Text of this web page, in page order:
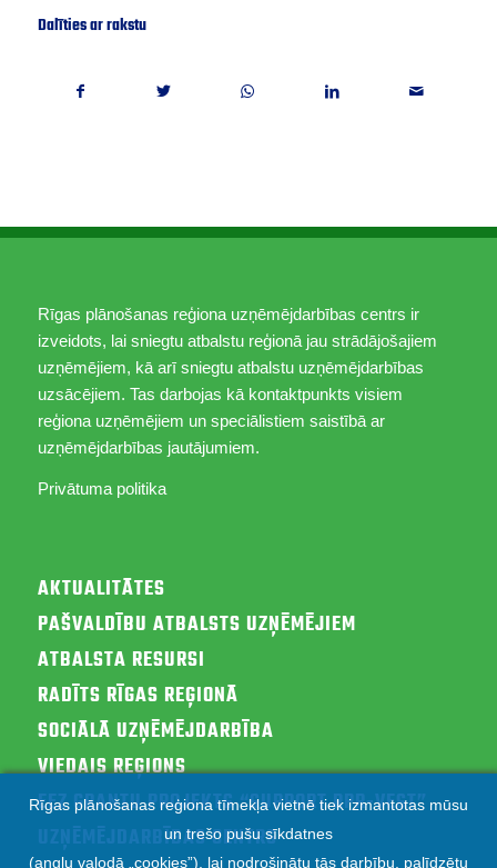
Dalīties ar rakstu
Rīgas plānošanas reģiona uzņēmējdarbības centrs ir
izveidots, lai sniegtu atbalstu reģionā jau strādājošajiem
uzņēmējiem, kā arī sniegtu atbalstu uzņēmējdarbības
uzsācējiem. Tas darbojas kā kontaktpunkts visiem
reģiona uzņēmējiem un speciālistiem saistībā ar
uzņēmējdarbības jautājumiem.
Privātuma politika
AKTUALITĀTES
PAŠVALDĪBU ATBALSTS UZŅĒMĒJIEM
ATBALSTA RESURSI
RADĪTS RĪGAS REĢIONĀ
SOCIĀLĀ UZŅĒMĒJDARBĪBA
VIEDAIS REĢIONS
EEZ GRANTU PROJEKTS “SUPPORT RPR-VEST”
UZŅĒMĒJDARBĪBAS CENTRS
Rīgas plānošanas reģiona tīmekļa vietnē tiek izmantotas mūsu
un trešo pušu sīkdatnes
(angļu valodā „cookies”), lai nodrošinātu tās darbību, palīdzētu